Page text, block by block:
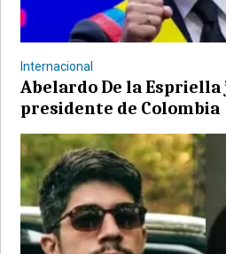
Internacional
Abelardo De la
presidente de Colombia